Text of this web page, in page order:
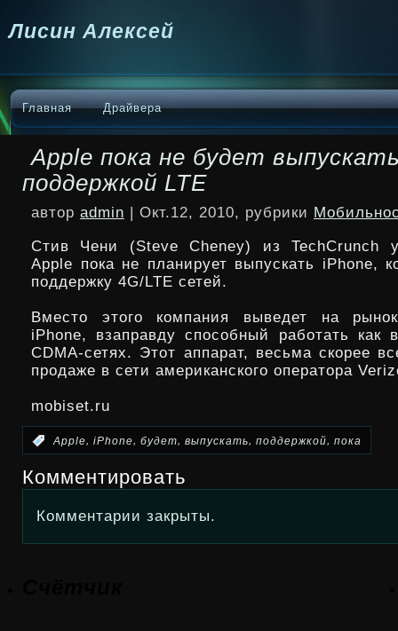
Лисин Алексей
Главная Драйвера
Apple пока не будет
поддержкой LTE
автор admin | Окт.12, 2010, рубрики
Стив Чени (Steve Cheney) из TechCrunch
Apple пока не планирует выпускать iPhone,
поддержку 4G/LTE сетей.
Вместо этого компания выведет на
iPhone, взаправду способный работать
CDMA-сетях. Этот аппарат, весьма скорее
продаже в сети американского оператора
mobiset.ru
:Apple, iPhone, будет, выпускать, поддержкой, пока
Комментировать
Комментарии закрыты.